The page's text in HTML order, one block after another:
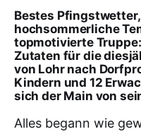
Bestes
hochsommerliche
topmotivierte
Zutaten für die
von Lohr nach
Kindern und 12
sich der Main von
Alles begann wie